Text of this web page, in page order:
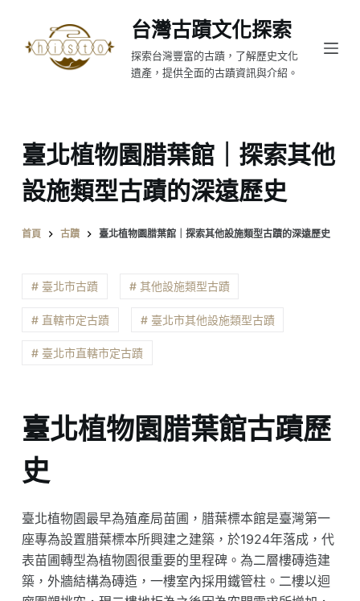
至
台灣古蹟文化探索
探索台灣豐富的古蹟，了解歷史文化
遺產，提供全面的古蹟資訊與介紹。
臺北植物園腊葉館｜探索其他
設施類型古蹟的深遠歷史
首頁 古蹟 臺北植物園腊葉館｜探索其他設施類型古蹟的深遠歷史
# 臺北市古蹟 # 其他設施類型古蹟
# 直轄市定古蹟 # 臺北市其他設施類型古蹟
# 臺北市直轄市定古蹟
臺北植物園腊葉館古蹟歷
史
臺北植物園最早為殖產局苗圃，腊葉標本館是臺灣第一
座專為設置腊葉標本所興建之建築，於1924年落成，代
表苗圃轉型為植物園很重要的里程碑。為二層樓磚造建
築，外牆結構為磚造，一樓室內採用鐵管柱。二樓以迴